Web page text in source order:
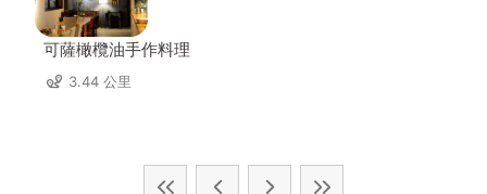
可薩橄欖油手作料理
3.44 公里